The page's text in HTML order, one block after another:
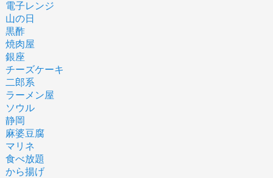
電子レンジ
山の日
黒酢
焼肉屋
銀座
チーズケーキ
二郎系
ラーメン屋
ソウル
静岡
麻婆豆腐
マリネ
食べ放題
から揚げ